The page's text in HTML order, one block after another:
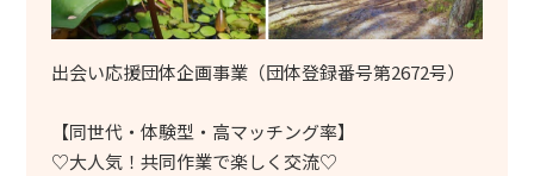
出会い応援団体企画事業（団体登録番号第2672号）
【同世代・体験型・高マッチング率】
♡大人気！共同作業で楽しく交流♡